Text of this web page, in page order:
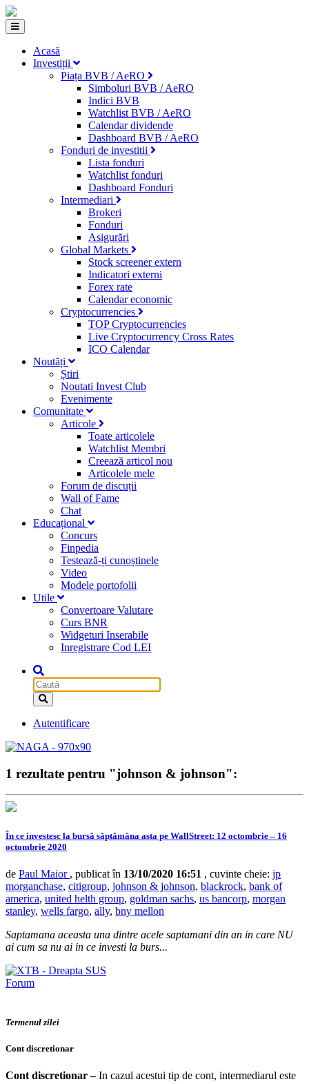
Acasă
Investiții
Piața BVB / AeRO
Simboluri BVB / AeRO
Indici BVB
Watchlist BVB / AeRO
Calendar dividende
Dashboard BVB / AeRO
Fonduri de investitii
Lista fonduri
Watchlist fonduri
Dashboard Fonduri
Intermediari
Brokeri
Fonduri
Asigurări
Global Markets
Stock screener extern
Indicatori externi
Forex rate
Calendar economic
Cryptocurrencies
TOP Cryptocurrencies
Live Cryptocurrency Cross Rates
ICO Calendar
Noutăți
Știri
Noutati Invest Club
Evenimente
Comunitate
Articole
Toate articolele
Watchlist Membri
Creează articol nou
Articolele mele
Forum de discuții
Wall of Fame
Chat
Educațional
Concurs
Finpedia
Testează-ți cunoștinele
Video
Modele portofolii
Utile
Convertoare Valutare
Curs BNR
Widgeturi Inserabile
Inregistrare Cod LEI
Autentificare
1 rezultate pentru "johnson & johnson":
În ce investesc la bursă săptămâna asta pe WallStreet: 12 octombrie – 16
octombrie 2020
de Paul Maior , publicat în 13/10/2020 16:51 , cuvinte cheie: jp
morganchase, citigroup, johnson & johnson, blackrock, bank of
america, united helth group, goldman sachs, us bancorp, morgan
stanley, wells fargo, ally, bny mellon
Saptamana aceasta una dintre acele saptamani din an in care NU
ai cum sa nu ai in ce investi la burs...
Forum
Termenul zilei
Cont discretionar
Cont discretionar –In cazul acestui tip de cont, intermediarul este